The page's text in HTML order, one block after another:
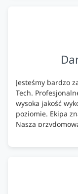
Jesteśmy bardzo
Tech.
wysoka jakość
poziomie. Ekipa
Nasza
całość została
ustaleniami. Z
ekologicznych